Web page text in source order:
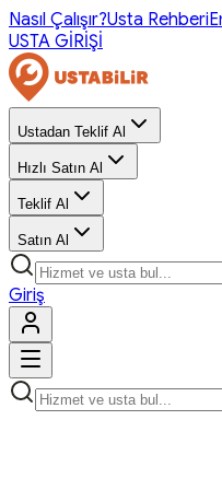
Nasıl Çalışır?Usta Rehberi
USTA GİRİŞİ
Ustadan Teklif Al
Hızlı Satın Al
Teklif Al
Satın Al
Giriş